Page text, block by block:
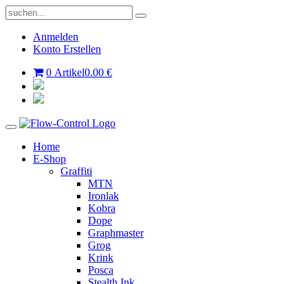
Anmelden
Konto Erstellen
0 Artikel0.00 €
Home
E-Shop
Graffiti
MTN
Ironlak
Kobra
Dope
Graphmaster
Grog
Krink
Posca